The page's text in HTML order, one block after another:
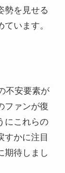
勢を見せる
います。
不安要素が
ファンが復
にこれらの
すかに注目
期待しまし